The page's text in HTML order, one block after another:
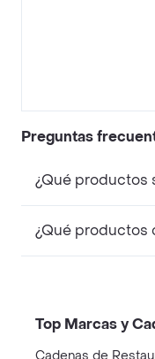
Preguntas
¿Qué productos
¿Qué productos
Top Marcas y